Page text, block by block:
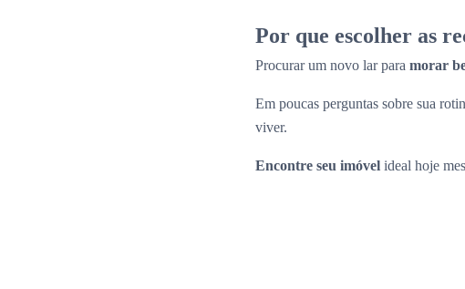
Por que escolher as
Procurar um novo lar para morar
Em poucas perguntas sobre sua
viver.
Encontre seu imóvel ideal hoje